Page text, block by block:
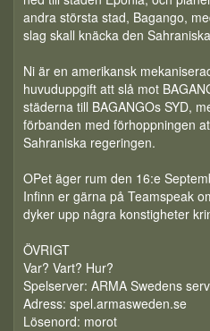
andra största stad, Bagango,
slag skall knäcka den
Ni är en amerikansk
huvuduppgift att slå mot
städerna till BAGANGOs SYD,
förbanden med förhoppningen
Sahraniska regeringen.
OPet äger rum den 16:e
Infinn er gärna på Teamspeak
dyker upp några konstigheter
ÖVRIGT
Var? Vart? Hur?
Spelserver: ARMA Swedens
Adress: spel.armasweden.se
Lösenord: morot